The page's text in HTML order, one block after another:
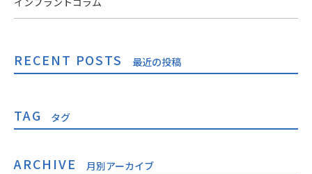
RECENT POSTS 最近の投稿
TAG タグ
ARCHIVE 月別アーカイブ